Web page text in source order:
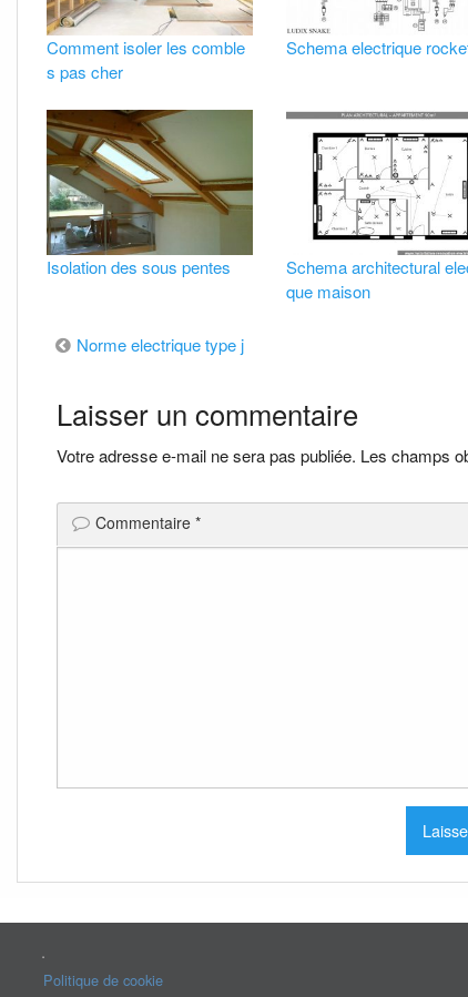
Comment isoler les comble
s pas cher
Schema electrique
Isolation des sous pentes
Schema architectural
que maison
Navigation
de
l’article
Norme electrique type j
Laisser un commentaire
Votre adresse e-mail ne sera pas publiée. Les champs
Commentaire *
.
Politique de cookie